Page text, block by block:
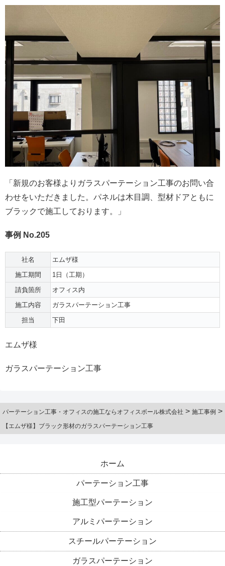
「新規のお客様よりガラスパーテーション工事のお問い合
わせをいただきました。パネルは木目調、型材ドアともに
ブラックで施工しております。」
事例 No.205
社名
エムザ様
施工期間
1日（工期）
請負箇所
オフィス内
施工内容
ガラスパーテーション工事
担当
下田
エムザ様
ガラスパーテーション工事
パーテーション工事・オフィスの施工ならオフィスボール株式会社 > 施工事例 >
【エムザ様】ブラック形材のガラスパーテーション工事
ホーム
パーテーション工事
施工型パーテーション
アルミパーテーション
スチールパーテーション
ガラスパーテーション